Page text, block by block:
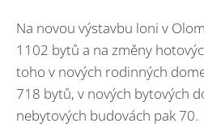
Na novou výstavbu loni v
1102 bytů a na změny
toho v nových rodinných
718 bytů, v nových bytových
nebytových budovách pak 70.